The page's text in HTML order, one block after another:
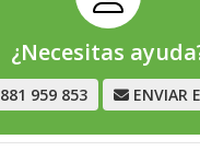
¿Necesitas
881 959 853 ENVIAR